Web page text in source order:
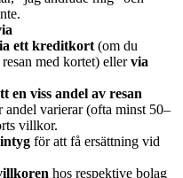
ett kreditkort (om du
med kortet) ellervia
viss andel av resan
varierar (ofta minst 50–
villkor.
för att få ersättning vid
hos respektive bolag